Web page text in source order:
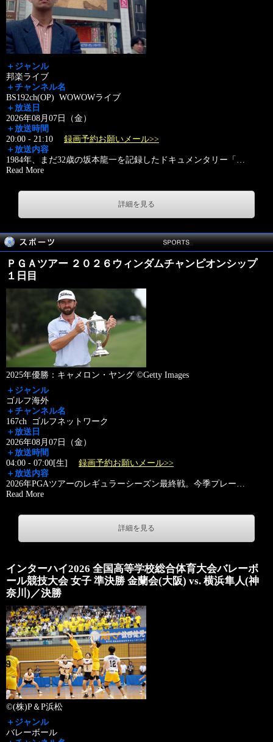
＋ジャンル
邦楽ライブ
＋チャンネル名
BS192ch(OP) WOWOWライブ
＋放送日
2026年08月07日（金）
＋放送時間
20:00 - 21:10 録画予約お願いメール>>
＋放送内容
1984年、まだ32歳の坂本龍一を記録したドキュメンタリー「 …
Read More
詳細を見る
ＰＧＡツアー ２０２６ウィンダムチャンピオンシップ
１日目
2025年優勝：キャメロン・ヤング ©Getty Images
＋ジャンル
ゴルフ海外
＋チャンネル名
167ch ゴルフネットワーク
＋放送日
2026年08月07日（金）
＋放送時間
04:00 - 07:00[生] 録画予約お願いメール>>
＋放送内容
2026年PGAツアーのレギュラーシーズン最終戦。今季プレー…
Read More
詳細を見る
インターハイ2026 全国高等学校総合体育大会バレーボ
ール競技大会 女子 準決勝 金蘭会(大阪) vs. 横浜隼人(神
奈川)／決勝
©(株)P＆P浜松
＋ジャンル
バレーボール